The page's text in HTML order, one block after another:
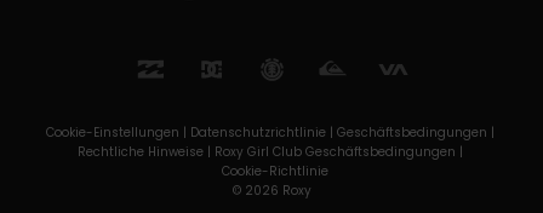
Cookie-Einstellungen | Datenschutzrichtlinie | Geschäftsbedingungen |
Rechtliche Hinweise | Roxy Girl Club Geschäftsbedingungen |
Cookie-Richtlinie
© 2026 Roxy